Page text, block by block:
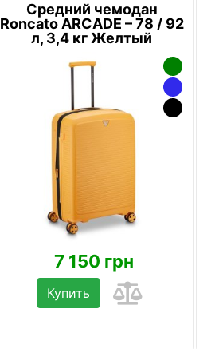
Средний чемодан
Roncato ARCADE – 78 / 92
л, 3,4 кг Желтый
7 150 грн
Купить